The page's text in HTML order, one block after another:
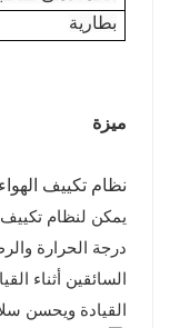
بطارية
ميزة
نظام تكييف الهواء
يمكن لنظام
درجة الحرارة
السائقين أثناء
القيادة ويحسن